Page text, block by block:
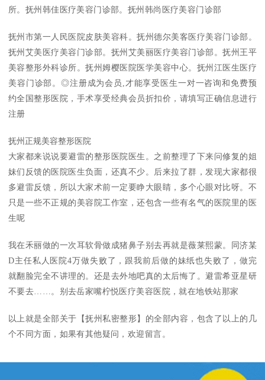
所。抚州韩佳医疗美容门诊部。抚州韩尚医疗美容门诊部
抚州市第一人民医院皮肤美容科。抚州德尔美客医疗美容门诊部。
抚州艾美医疗美容门诊部。抚州艾美丽医疗美容门诊部。抚州王平
美容整形外科诊所。抚州姆樱医院医学美容中心。抚州江医生医疗
美容门诊部。◎注册成为会员,才能享受医生一对一咨询和免费预
约全国整形医院，手术享受经典会员折扣价，请填写正确信息进行
注册
抚州正规美容整形医院
大家都来说说要避雷的整形医院医生。之前整理了下来问修复的姐
妹们反馈的医院医生负面，还真不少。后来拉了群，发现大家都很
多避雷反馈，所以大家术前一定要睁大眼睛，多个心眼对比呀。不
只是一些不正规的美容院工作室，还包含一些有名气的医院里的医
生呢
我在禾丽做的一次耳软骨做成猪鼻子别去再就是薇莱熙蒙。同济某
D主任私人医院4万做失败了，跟我前后做的妹纸也失败了，做完
就翻脸完全不讲理的。还是去外地吧真的太后悔了。避雷希亚星研
不要去……。别去岳家嘴柠悦医疗美容医院，就在地铁站那家
以上就是全部关于【抚州私密整形】的全部内容，包含了以上的几
个不同方面，如果有其他疑问，欢迎留言。